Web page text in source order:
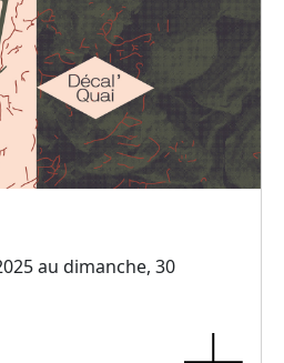
au dimanche, 30